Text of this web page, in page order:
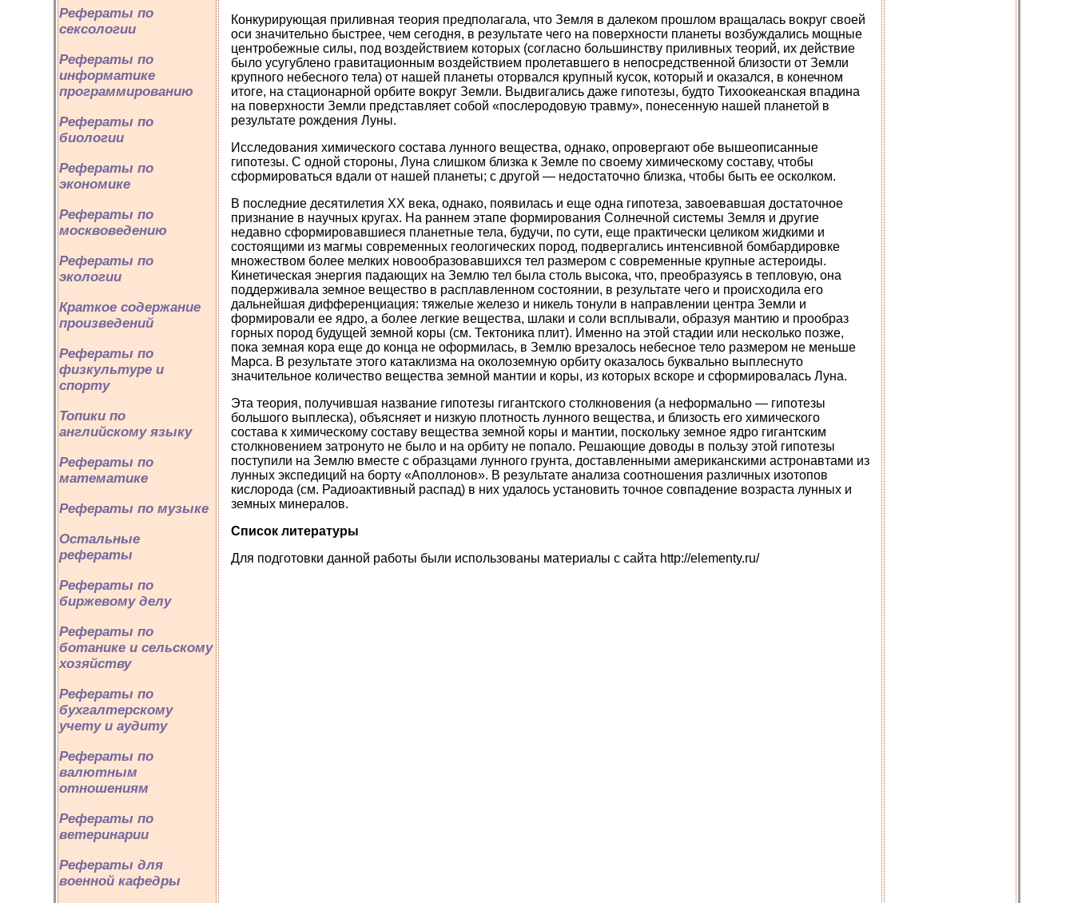
Рефераты по
сексологии
Рефераты по
информатике
программированию
Рефераты по
биологии
Рефераты по
экономике
Рефераты по
москвоведению
Рефераты по
экологии
Краткое содержание
произведений
Рефераты по
физкультуре и
спорту
Топики по
английскому языку
Рефераты по
математике
Рефераты по музыке
Остальные
рефераты
Рефераты по
биржевому делу
Рефераты по
ботанике и сельскому
хозяйству
Рефераты по
бухгалтерскому
учету и аудиту
Рефераты по
валютным
отношениям
Рефераты по
ветеринарии
Рефераты для
военной кафедры
Конкурирующая приливная теория предполагала, что Земля в далеком прошлом вращалась вокруг своей
оси значительно быстрее, чем сегодня, в результате чего на поверхности планеты возбуждались мощные
центробежные силы, под воздействием которых (согласно большинству приливных теорий, их действие
было усугублено гравитационным воздействием пролетавшего в непосредственной близости от Земли
крупного небесного тела) от нашей планеты оторвался крупный кусок, который и оказался, в конечном
итоге, на стационарной орбите вокруг Земли. Выдвигались даже гипотезы, будто Тихоокеанская впадина
на поверхности Земли представляет собой «послеродовую травму», понесенную нашей планетой в
результате рождения Луны.
Исследования химического состава лунного вещества, однако, опровергают обе вышеописанные
гипотезы. С одной стороны, Луна слишком близка к Земле по своему химическому составу, чтобы
сформироваться вдали от нашей планеты; с другой — недостаточно близка, чтобы быть ее осколком.
В последние десятилетия ХХ века, однако, появилась и еще одна гипотеза, завоевавшая достаточное
признание в научных кругах. На раннем этапе формирования Солнечной системы Земля и другие
недавно сформировавшиеся планетные тела, будучи, по сути, еще практически целиком жидкими и
состоящими из магмы современных геологических пород, подвергались интенсивной бомбардировке
множеством более мелких новообразовавшихся тел размером с современные крупные астероиды.
Кинетическая энергия падающих на Землю тел была столь высока, что, преобразуясь в тепловую, она
поддерживала земное вещество в расплавленном состоянии, в результате чего и происходила его
дальнейшая дифференциация: тяжелые железо и никель тонули в направлении центра Земли и
формировали ее ядро, а более легкие вещества, шлаки и соли всплывали, образуя мантию и прообраз
горных пород будущей земной коры (см. Тектоника плит). Именно на этой стадии или несколько позже,
пока земная кора еще до конца не оформилась, в Землю врезалось небесное тело размером не меньше
Марса. В результате этого катаклизма на околоземную орбиту оказалось буквально выплеснуто
значительное количество вещества земной мантии и коры, из которых вскоре и сформировалась Луна.
Эта теория, получившая название гипотезы гигантского столкновения (а неформально — гипотезы
большого выплеска), объясняет и низкую плотность лунного вещества, и близость его химического
состава к химическому составу вещества земной коры и мантии, поскольку земное ядро гигантским
столкновением затронуто не было и на орбиту не попало. Решающие доводы в пользу этой гипотезы
поступили на Землю вместе с образцами лунного грунта, доставленными американскими астронавтами из
лунных экспедиций на борту «Аполлонов». В результате анализа соотношения различных изотопов
кислорода (см. Радиоактивный распад) в них удалось установить точное совпадение возраста лунных и
земных минералов.
Список литературы
Для подготовки данной работы были использованы материалы с сайта http://elementy.ru/